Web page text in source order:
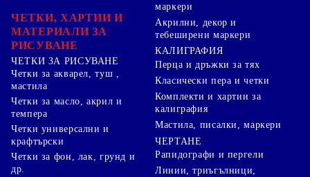
ЧЕТКИ, ХАРТИИ И
МАТЕРИАЛИ ЗА
РИСУВАНЕ
ЧЕТКИ ЗА РИСУВАНЕ
Четки за акварел, туш ,
мастила
Четки за масло, акрил и
темпера
Четки универсални и
крафтърски
Четки за фон, лак, грунд и
др.
маркери
Акрилни, декор и
тебеширени маркери
КАЛИГРАФИЯ
Перца и дръжки за тях
Класически пера и четки
Комплекти и хартии за
калиграфия
Мастила, писалки, маркери
ЧЕРТАНЕ
Рапидографи и пергели
Линии, триъгълници,